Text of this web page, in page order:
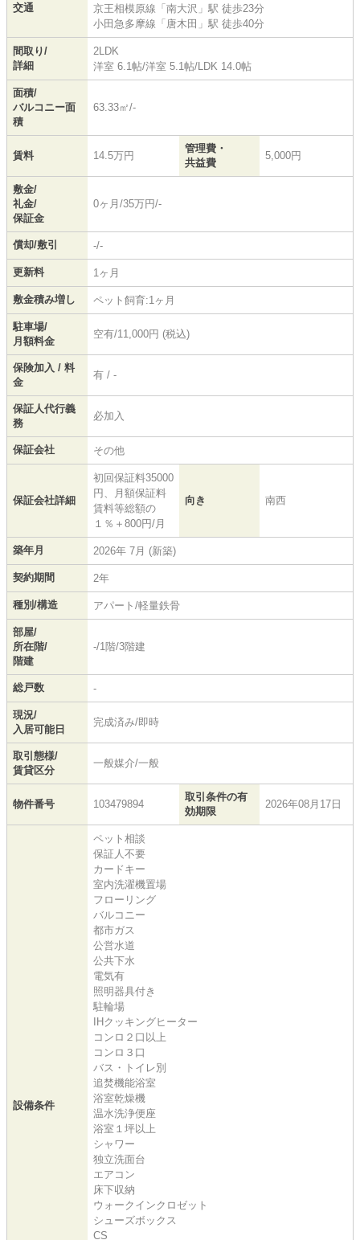
交通
京王相模原線 「南大沢 」駅 徒歩23分
小田急多摩線 「 唐木田 」駅 徒歩40分
間取り/
詳細
2LDK
洋室 6.1帖/洋室 5.1帖/LDK 14.0帖
面積/
バルコニー面
積
63.33㎡/-
賃料 14.5万円
管理費・
共益費
5,000円
敷金/
礼金/
保証金
0ヶ月/35万円/-
償却/敷引 -/-
更新料 1ヶ月
敷金積み増し ペット飼育:1ヶ月
駐車場/
月額料金
空有/11,000円 (税込)
保険加入 / 料
金
有 / -
保証人代行義
務
必加入
保証会社 その他
保証会社詳細
初回保証料35000
円、月額保証料
賃料等総額の
１％＋800円/月
向き 南西
築年月 2026年 7月 (新築)
契約期間 2年
種別/構造 アパート/軽量鉄骨
部屋/
所在階/
階建
-/1階/3階建
総戸数 -
現況/
入居可能日
完成済み/即時
取引態様/
賃貸区分
一般媒介/一般
物件番号 103479894
取引条件の有
効期限
2026年08月17日
設備条件
ペット相談
保証人不要
カードキー
室内洗濯機置場
フローリング
バルコニー
都市ガス
公営水道
公共下水
電気有
照明器具付き
駐輪場
IHクッキングヒーター
コンロ２口以上
コンロ３口
バス・トイレ別
追焚機能浴室
浴室乾燥機
温水洗浄便座
浴室１坪以上
シャワー
独立洗面台
エアコン
床下収納
ウォークインクロゼット
シューズボックス
CS